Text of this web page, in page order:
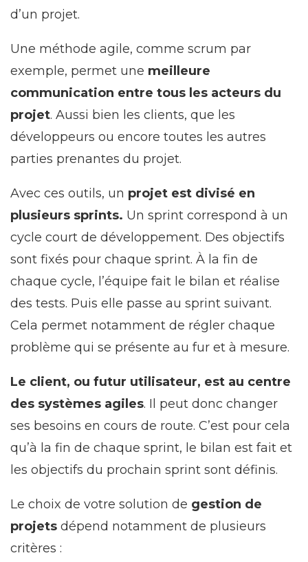
d’un projet.
Une méthode agile, comme scrum par
exemple, permet une meilleure
communication entre tous les acteurs du
projet. Aussi bien les clients, que les
développeurs ou encore toutes les autres
parties prenantes du projet.
Avec ces outils, un projet est divisé en
plusieurs sprints. Un sprint correspond à un
cycle court de développement. Des objectifs
sont fixés pour chaque sprint. À la fin de
chaque cycle, l’équipe fait le bilan et réalise
des tests. Puis elle passe au sprint suivant.
Cela permet notamment de régler chaque
problème qui se présente au fur et à mesure.
Le client, ou futur utilisateur, est au centre
des systèmes agiles. Il peut donc changer
ses besoins en cours de route. C’est pour cela
qu’à la fin de chaque sprint, le bilan est fait et
les objectifs du prochain sprint sont définis.
Le choix de votre solution de gestion de
projets dépend notamment de plusieurs
critères :